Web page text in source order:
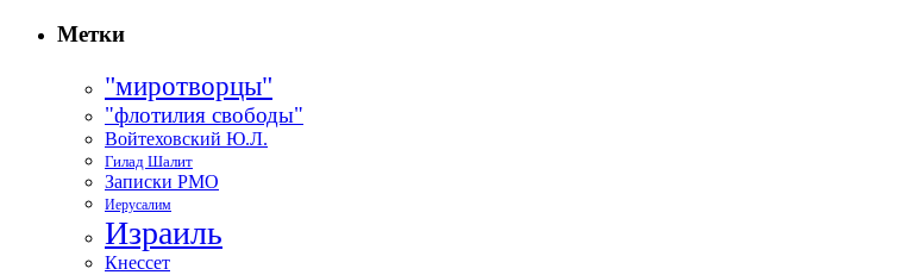
Метки
"миротворцы"
"флотилия свободы"
Войтеховский Ю.Л.
Гилад Шалит
Записки РМО
Иерусалим
Израиль
Кнессет